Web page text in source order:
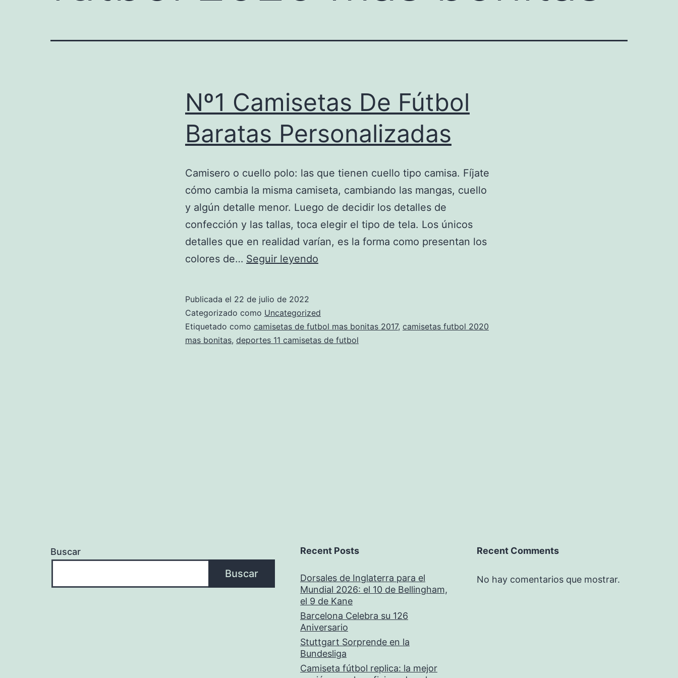
Nº1 Camisetas De Fútbol
Baratas Personalizadas
Camisero o cuello polo: las que tienen cuello tipo camisa. Fíjate
cómo cambia la misma camiseta, cambiando las mangas, cuello
y algún detalle menor. Luego de decidir los detalles de
confección y las tallas, toca elegir el tipo de tela. Los únicos
detalles que en realidad varían, es la forma como presentan los
colores de… Seguir leyendo
Fútbol
Baratas
Personalizadas
Publicada el 22 de julio de 2022
Categorizado como Uncategorized
Etiquetado como camisetas de futbol mas bonitas 2017, camisetas futbol 2020
mas bonitas, deportes 11 camisetas de futbol
Buscar
Buscar
Recent Posts
Dorsales de Inglaterra para el
Mundial 2026: el 10 de Bellingham,
el 9 de Kane
Barcelona Celebra su 126
Aniversario
Stuttgart Sorprende en la
Bundesliga
Camiseta fútbol replica: la mejor
Recent Comments
No hay comentarios que mostrar.